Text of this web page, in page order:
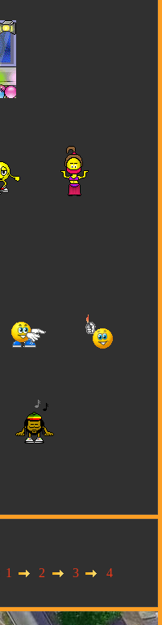
1 2 3 4